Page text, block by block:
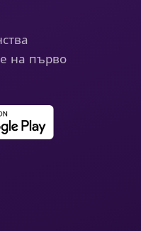
е на първо